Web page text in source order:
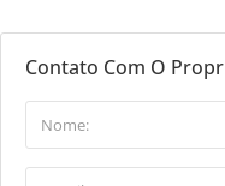
Contato Com O